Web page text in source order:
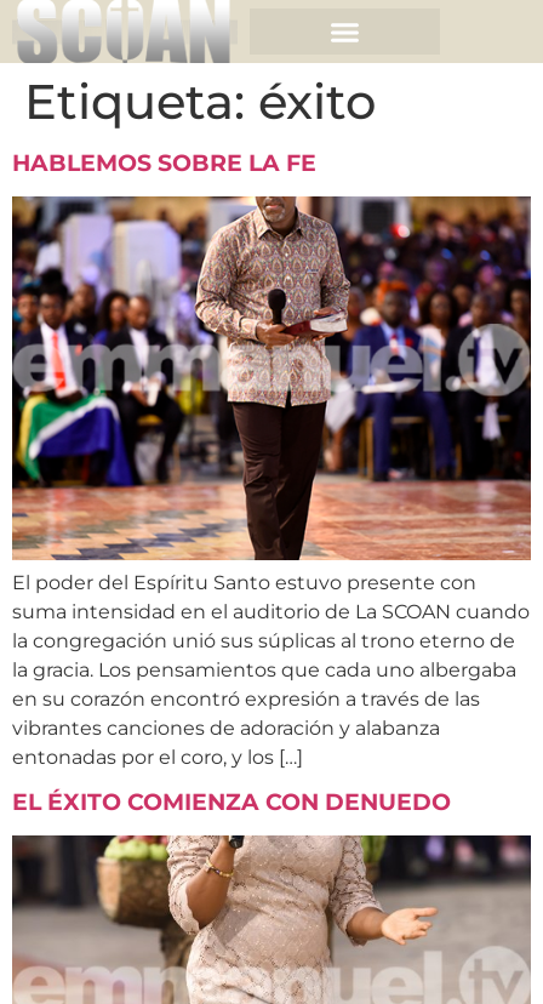
Etiqueta: éxito
HABLEMOS SOBRE LA FE
El poder del Espíritu Santo estuvo presente con
suma intensidad en el auditorio de La SCOAN cuando
la congregación unió sus súplicas al trono eterno de
la gracia. Los pensamientos que cada uno albergaba
en su corazón encontró expresión a través de las
vibrantes canciones de adoración y alabanza
entonadas por el coro, y los […]
EL ÉXITO COMIENZA CON DENUEDO